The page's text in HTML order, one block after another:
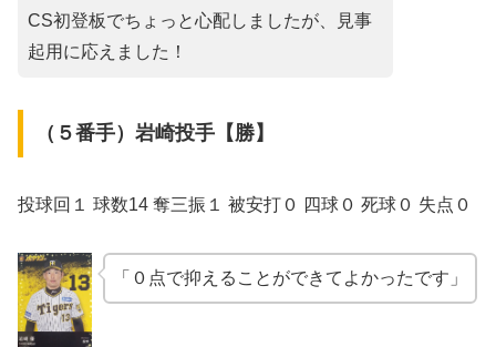
CS初登板でちょっと心配しましたが、見事
起用に応えました！
（５番手）岩崎投手【勝】
投球回１ 球数14 奪三振１ 被安打０ 四球０ 死球０ 失点０
「０点で抑えることができてよかったです」